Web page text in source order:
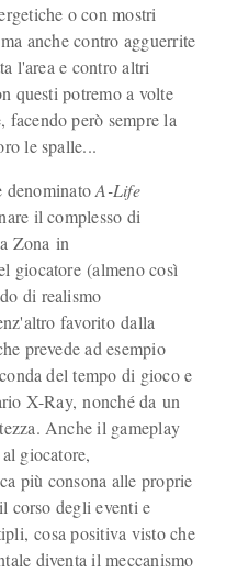
o con mostri
anche contro agguerrite
l'area e contro altri
questi potremo a volte
però sempre la
le spalle...
denominatoA-Life
il complesso di
Zona in
giocatore (almeno così
di realismo
favorito dalla
prevede ad esempio
del tempo di gioco e
X-Ray, nonché da un
Anche il gameplay
giocatore,
più consona alle proprie
corso degli eventi e
cosa positiva visto che
diventa il meccanismo